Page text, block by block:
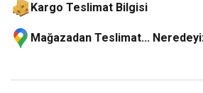
Kargo Teslimat Bilgisi
Mağazadan Teslimat...